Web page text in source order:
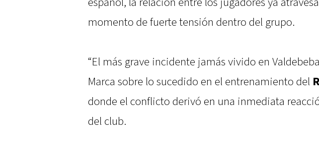
momento de fuerte tensión dentro del grupo.
“El más grave incidente jamás vivido en
Marca sobre lo sucedido en el entrenamiento del
donde el conflicto derivó en una inmediata
del club.